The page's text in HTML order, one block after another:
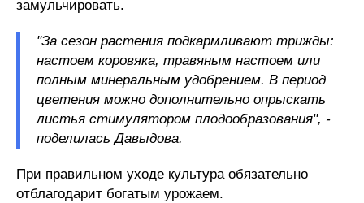
замульчировать.
"За сезон растения подкармливают трижды:
настоем коровяка, травяным настоем или
полным минеральным удобрением. В период
цветения можно дополнительно опрыскать
листья стимулятором плодообразования", -
поделилась Давыдова.
При правильном уходе культура обязательно
отблагодарит богатым урожаем.